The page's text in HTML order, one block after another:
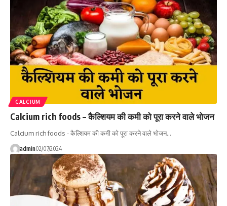
CALCIUM
Calcium rich foods – कैल्शियम की कमी को पूरा करने वाले भोजन
Calcium rich foods - कैल्शियम की कमी को पूरा करने वाले भोजन…
admin02/07/2024